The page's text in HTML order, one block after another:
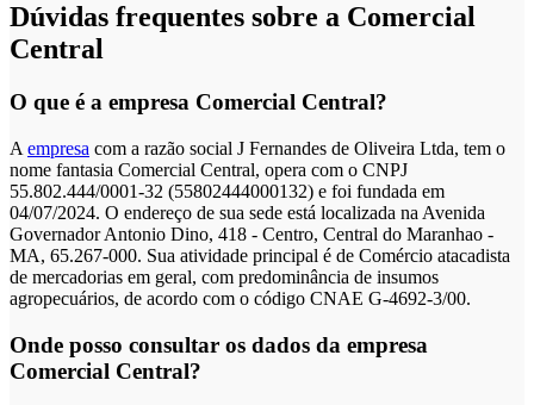
Dúvidas frequentes sobre a Comercial
Central
O que é a empresa Comercial Central?
A empresa com a razão social J Fernandes de Oliveira Ltda, tem o
nome fantasia Comercial Central, opera com o CNPJ
55.802.444/0001-32 (55802444000132) e foi fundada em
04/07/2024. O endereço de sua sede está localizada na Avenida
Governador Antonio Dino, 418 - Centro, Central do Maranhao -
MA, 65.267-000. Sua atividade principal é de Comércio atacadista
de mercadorias em geral, com predominância de insumos
agropecuários, de acordo com o código CNAE G-4692-3/00.
Onde posso consultar os dados da empresa
Comercial Central?